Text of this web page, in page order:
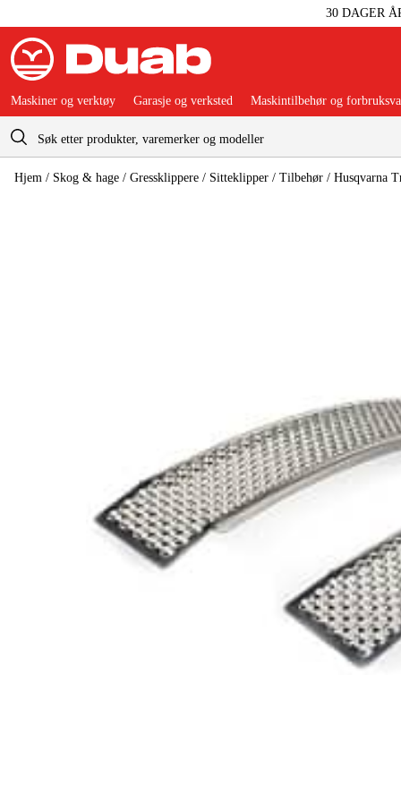
30 DAGER
Handlevogn
Maskiner og verktøy Garasje og verksted Maskintilbehør og
Hjem / Skog & hage / Gressklippere / Sitteklipper / Tilbehør / Husqvarna